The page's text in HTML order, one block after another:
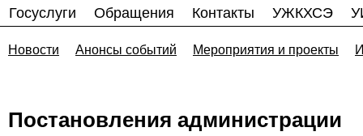
Госуслуги
Обращения Контакты УЖКХСЭ
Новости Анонсы событий Мероприятия и проекты
Постановления администрации